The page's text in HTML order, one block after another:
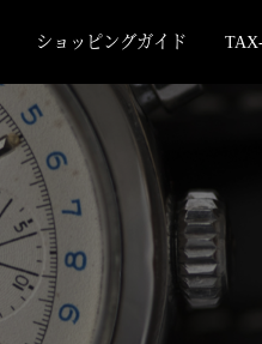
ショッピングガイド